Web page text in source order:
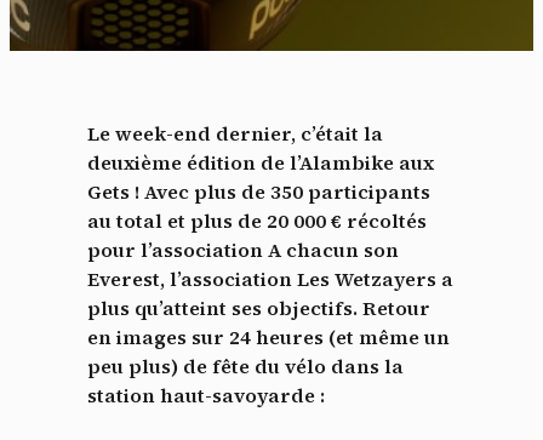
Le week-end dernier, c’était la
deuxième édition de l’Alambike aux
Gets ! Avec plus de 350 participants
au total et plus de 20 000 € récoltés
pour l’association A chacun son
Everest, l’association Les Wetzayers a
plus qu’atteint ses objectifs. Retour
en images sur 24 heures (et même un
peu plus) de fête du vélo dans la
station haut-savoyarde :